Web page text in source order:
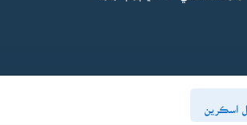
اسڪرين